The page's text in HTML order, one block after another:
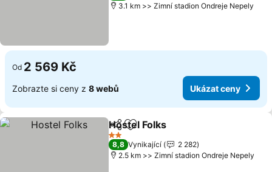
3.1 km >> Zimní stadion Ondreje Nepely
Od 2 569 Kč
Zobrazte si ceny z 8 webů Ukázat ceny
SdíletPřidat na seznam oblíbených
Hostel Folks
2 Počet hvězdiček
8,8 Vynikající
2 282
2.5 km >> Zimní stadion Ondreje Nepely